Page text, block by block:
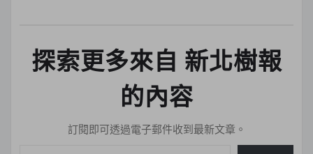
探索更多來自 新北樹報
的內容
訂閱即可透過電子郵件收到最新文章。